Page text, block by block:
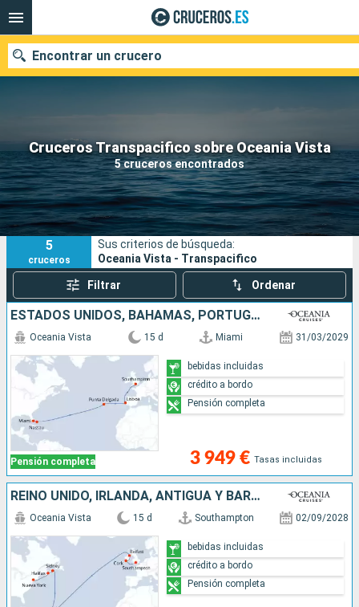
Cruceros Transpacifico sobre Oceania Vista
5 cruceros encontrados
Encontrar un crucero
Nuestros destinos
Fecha de salida
Puertos Compañías
Buscar
5
cruceros
Sus criterios de búsqueda:
Oceania Vista - Transpacifico
Filtrar Ordenar
ESTADOS UNIDOS, BAHAMAS, PORTUGAL, REINO UNIDO
Pensión completa
Oceania Vista 15 d Miami 31/03/2029
3 949 € Tasas incluidas
bebidas incluidas
crédito a bordo
Pensión completa
REINO UNIDO, IRLANDA, ANTIGUA Y BARBUDA, CANADÁ, ESTADOS UNIDOS
Oceania Vista 15 d Southampton 02/09/2028
bebidas incluidas
crédito a bordo
Pensión completa